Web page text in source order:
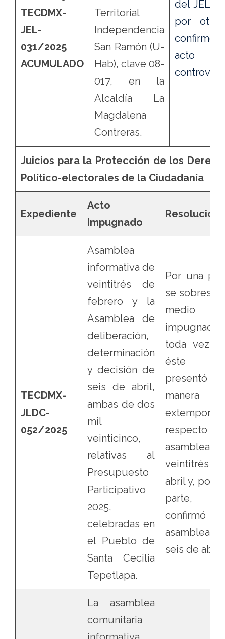
TECDMX-
JEL-
031/2025
ACUMULADO
Territorial
Independencia
San Ramón (U-
Hab), clave 08-
017, en la
Alcaldía La
Magdalena
Contreras.
del JEL
por
acto
Juicios para la Protección de los
Político-electorales de la Ciudadanía
Expediente
Acto
Impugnado
Resolución
TECDMX-
JLDC-
052/2025
Asamblea
informativa de
veintitrés de
febrero y la
Asamblea de
deliberación,
determinación
y decisión de
seis de abril,
ambas de dos
mil
veinticinco,
relativas al
Presupuesto
Participativo
2025,
celebradas en
el Pueblo de
Santa Cecilia
Tepetlapa.
Por una
se
medio
toda vez
éste
presentó
manera
respecto
asamblea
veintitrés
abril y, por
parte,
confirmó
asamblea
seis de abril.
La asamblea
comunitaria